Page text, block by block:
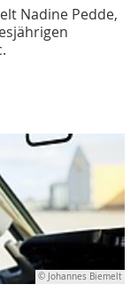
Nadine Pedde,
© Johannes Biemelt